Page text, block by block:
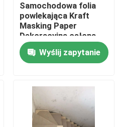
Samochodowa folia
powlekająca Kraft
Masking Paper
Dekoracyjna osłona
ochronna
Wyślij zapytanie